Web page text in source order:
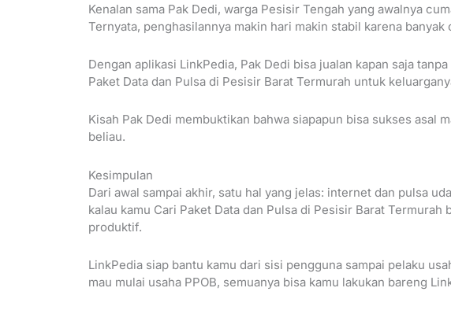
Kenalan sama Pak Dedi, warga Pesisir Tengah yang awalnya
Ternyata, penghasilannya makin hari makin stabil karena
Dengan aplikasi LinkPedia, Pak Dedi bisa jualan kapan saja
Paket Data dan Pulsa di Pesisir Barat Termurah untuk
Kisah Pak Dedi membuktikan bahwa siapapun bisa sukses asal
beliau.
Kesimpulan
Dari awal sampai akhir, satu hal yang jelas: internet dan pulsa
kalau kamu Cari Paket Data dan Pulsa di Pesisir Barat
produktif.
LinkPedia siap bantu kamu dari sisi pengguna sampai pelaku
mau mulai usaha PPOB, semuanya bisa kamu lakukan bareng